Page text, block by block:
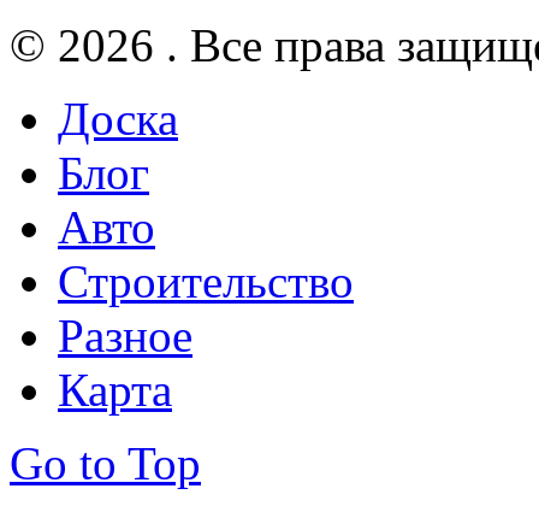
© 2026 . Все права
Доска
Блог
Авто
Строительство
Разное
Карта
Go to Top